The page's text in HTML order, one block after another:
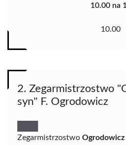
10.00 na
10.00
2. Zegarmistrzostwo
syn" F. Ogrodowicz
Zegarmistrzostwo Ogrodowicz